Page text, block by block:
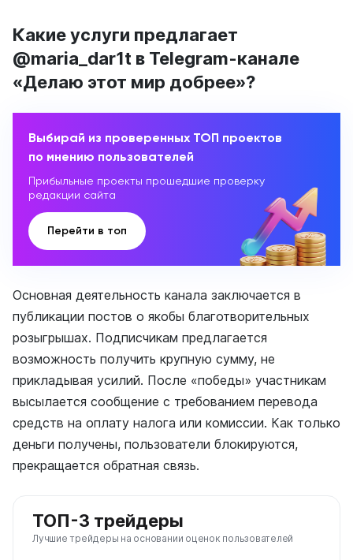
Какие услуги предлагает
@maria_dar1t в Telegram-канале
«Делаю этот мир добрее»?
Выбирай из проверенных ТОП проектов
по мнению пользователей
Прибыльные проекты прошедшие проверку
редакции сайта
Перейти в топ
Основная деятельность канала заключается в
публикации постов о якобы благотворительных
розыгрышах. Подписчикам предлагается
возможность получить крупную сумму, не
прикладывая усилий. После «победы» участникам
высылается сообщение с требованием перевода
средств на оплату налога или комиссии. Как только
деньги получены, пользователи блокируются,
прекращается обратная связь.
ТОП-3 трейдеры
Лучшие трейдеры на основании оценок пользователей